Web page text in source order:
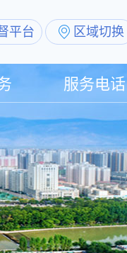
平台 区域切换
服务电话